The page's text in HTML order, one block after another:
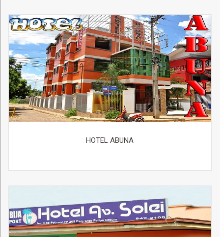
HOTEL ABUNA